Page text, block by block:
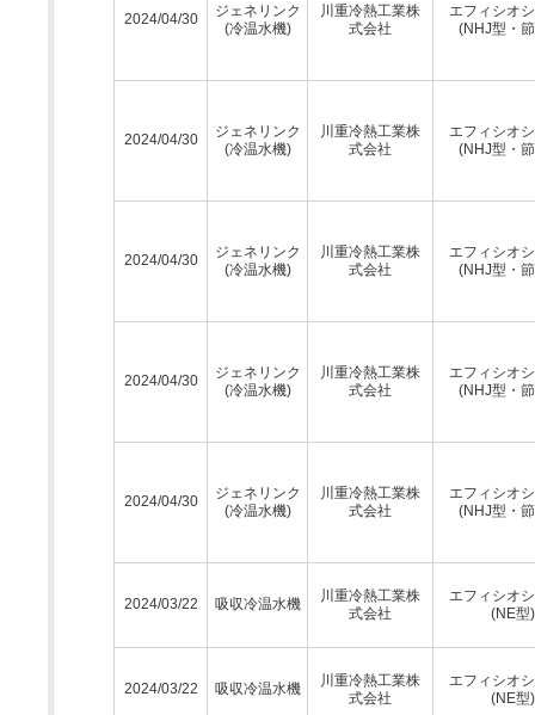
2024/04/30
ジェネリンク
(冷温水機)
川重冷熱工業株
式会社
エフィシオ
(NHJ型・
2024/04/30
ジェネリンク
(冷温水機)
川重冷熱工業株
式会社
エフィシオ
(NHJ型・
2024/04/30
ジェネリンク
(冷温水機)
川重冷熱工業株
式会社
エフィシオ
(NHJ型・
2024/04/30
ジェネリンク
(冷温水機)
川重冷熱工業株
式会社
エフィシオ
(NHJ型・
2024/04/30
ジェネリンク
(冷温水機)
川重冷熱工業株
式会社
エフィシオ
(NHJ型・
2024/03/22 吸収冷温水機
川重冷熱工業株
式会社
エフィシオ
(NE型)
2024/03/22 吸収冷温水機
川重冷熱工業株
式会社
エフィシオ
(NE型)